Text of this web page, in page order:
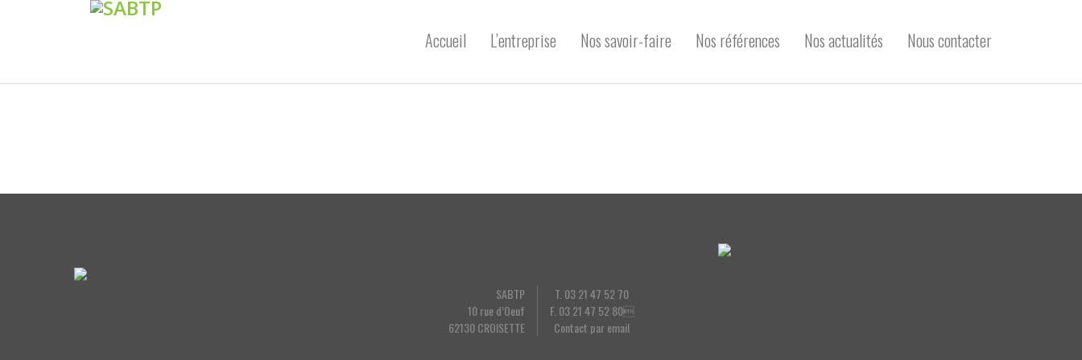
Accueil L’entreprise Nos savoir-faire Nos références Nos actualités Nous contacter
SABTP
10 rue d’Oeuf
62130 CROISETTE
T. 03 21 47 52 70
F. 03 21 47 52 80
Contact par email